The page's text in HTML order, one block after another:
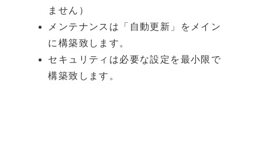
ません）
メンテナンスは「自動更新」をメイン
に構築致します。
セキュリティは必要な設定を最小限で
構築致します。